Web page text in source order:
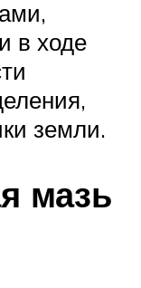
в ходе
земли.
мазь